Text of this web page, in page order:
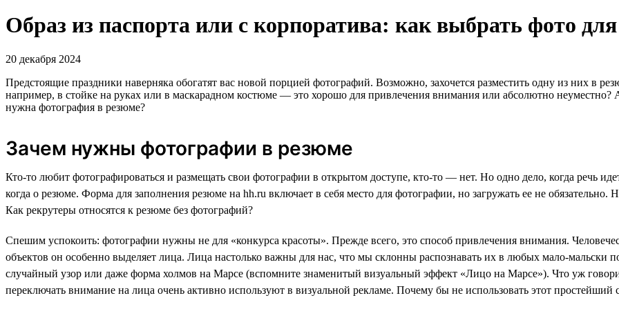
Образ из паспорта или с корпоратива: как выбрать фото
20 декабря 2024
Предстоящие праздники наверняка обогатят вас новой порцией фотографий. Возможно, захочется разместить одну из них в
например, в стойке на руках или в маскарадном костюме — это хорошо для привлечения внимания или абсолютно
нужна фотография в резюме?
Зачем нужны фотографии в резюме
Кто-то любит фотографироваться и размещать свои фотографии в открытом доступе, кто-то — нет. Но одно дело, когда речь
когда о резюме. Форма для заполнения резюме на hh.ru включает в себя место для фотографии, но загружать ее не
Как рекрутеры относятся к резюме без фотографий?
Спешим успокоить: фотографии нужны не для «конкурса красоты». Прежде всего, это способ привлечения внимания.
объектов он особенно выделяет лица. Лица настолько важны для нас, что мы склонны распознавать их в любых мало-мальски
случайный узор или даже форма холмов на Марсе (вспомните знаменитый визуальный эффект «Лицо на Марсе»). Что уж
переключать внимание на лица очень активно используют в визуальной рекламе. Почему бы не использовать этот